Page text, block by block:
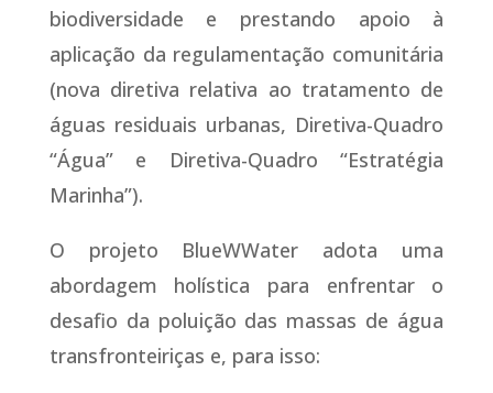
biodiversidade e prestando apoio à
aplicação da regulamentação comunitária
(nova diretiva relativa ao tratamento de
águas residuais urbanas, Diretiva-Quadro
“Água” e Diretiva-Quadro “Estratégia
Marinha”).
O projeto BlueWWater adota uma
abordagem holística para enfrentar o
desafio da poluição das massas de água
transfronteiriças e, para isso: